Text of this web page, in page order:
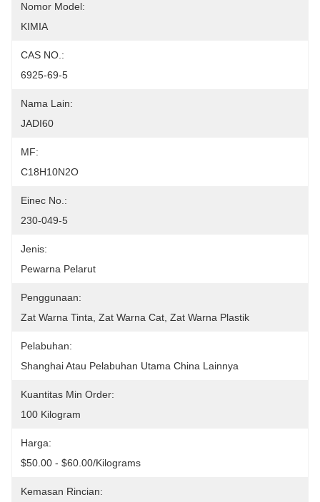
Nomor Model:
KIMIA
CAS NO.:
6925-69-5
Nama Lain:
JADI60
MF:
C18H10N2O
Einec No.:
230-049-5
Jenis:
Pewarna Pelarut
Penggunaan:
Zat Warna Tinta, Zat Warna Cat, Zat Warna Plastik
Pelabuhan:
Shanghai Atau Pelabuhan Utama China Lainnya
Kuantitas Min Order:
100 Kilogram
Harga:
$50.00 - $60.00/Kilograms
Kemasan Rincian: